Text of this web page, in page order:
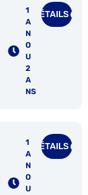
1
A
N
O
U
2
A
NS
DÉTAILS
1
A
N
O
U
DÉTAILS